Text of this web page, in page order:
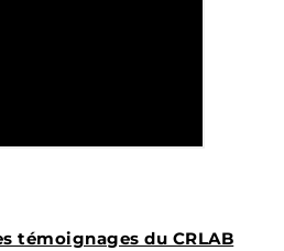
témoignages du CRLAB